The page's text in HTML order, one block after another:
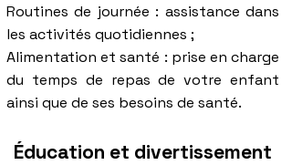
Routines de journée : assistance dans
les activités quotidiennes ;
Alimentation et santé : prise en charge
du temps de repas de votre enfant
ainsi que de ses besoins de santé.
Éducation et divertissement